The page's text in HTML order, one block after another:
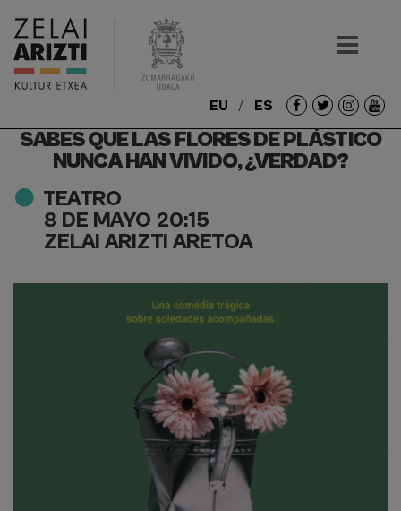
EU ES
Redes
sociales
SABES QUE LAS FLORES DE PLÁSTICO
NUNCA HAN VIVIDO, ¿VERDAD?
TEATRO
8 DE MAYO 20:15
ZELAI ARIZTI ARETOA